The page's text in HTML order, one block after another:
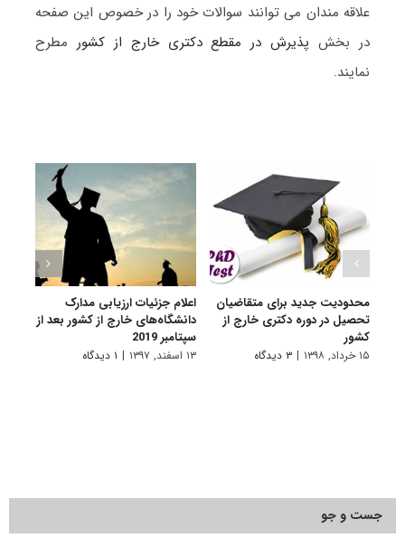
علاقه مندان می توانند سوالات خود را در خصوص این صفحه
در بخش پذیرش در مقطع دکتری خارج از کشور مطرح
نمایند.
محدودیت جدید برای متقاضیان
تحصیل در دوره دکتری خارج از
کشور
۱۵ خرداد, ۱۳۹۸ | ۳ دیدگاه
اعلام جزئیات ارزیابی مدارک
دانشگاه‌های خارج از کشور بعد از
سپتامبر 2019
۱۳ اسفند, ۱۳۹۷ | ۱ دیدگاه
جست و جو